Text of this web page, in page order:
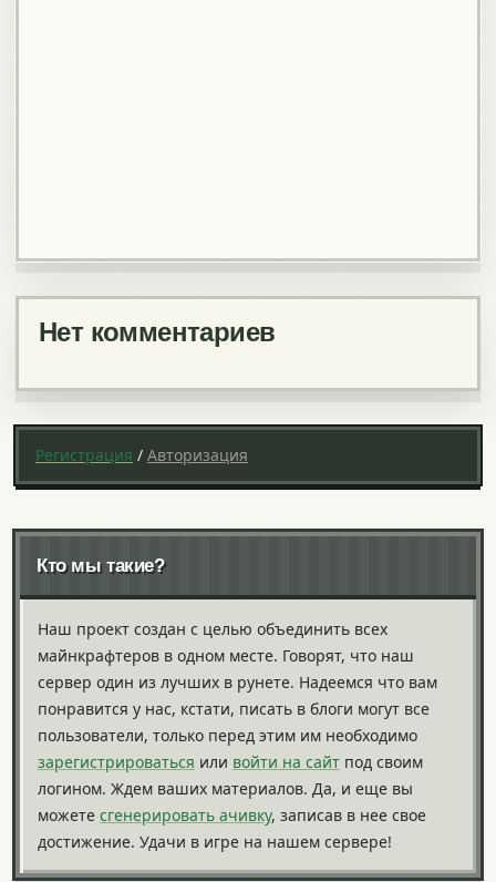
Нет комментариев
Регистрация / Авторизация
Кто мы такие?
Наш проект создан с целью объединить всех
майнкрафтеров в одном месте. Говорят, что наш
сервер один из лучших в рунете. Надеемся что вам
понравится у нас, кстати, писать в блоги могут все
пользователи, только перед этим им необходимо
зарегистрироваться или войти на сайт под своим
логином. Ждем ваших материалов. Да, и еще вы
можете сгенерировать ачивку, записав в нее свое
достижение. Удачи в игре на нашем сервере!